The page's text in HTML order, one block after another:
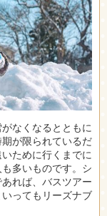
なくなるとともに
が限られているだ
ために行くまでに
多いものです。シ
れば、バスツアー
ってもリーズナブ